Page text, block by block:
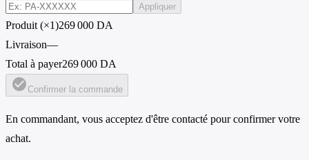
Appliquer
Produit (×1)269 000 DA
Livraison—
Total à payer269 000 DA
check_circle Confirmer la commande
En commandant, vous acceptez d'être contacté pour confirmer votre
achat.